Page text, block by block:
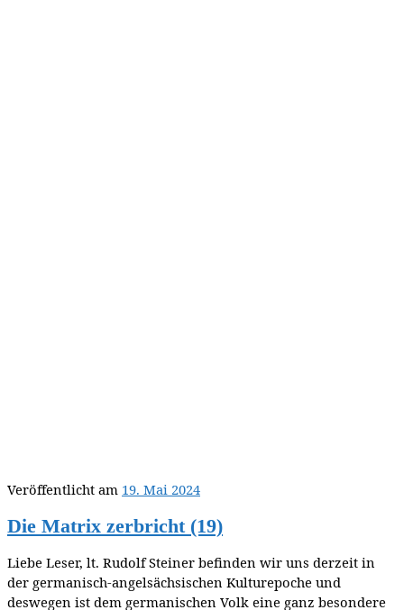
Veröffentlicht am 19. Mai 2024
Die Matrix zerbricht (19)
Liebe Leser, lt. Rudolf Steiner befinden wir uns derzeit in
der germanisch-angelsächsischen Kulturepoche und
deswegen ist dem germanischen Volk eine ganz besondere